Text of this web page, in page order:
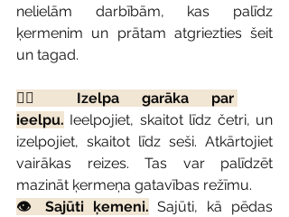
nelielām darbībām, kas palīdz
ķermenim un prātam atgriezties šeit
un tagad.
😮‍💨 Izelpa garāka par
ieelpu. Ieelpojiet, skaitot līdz četri, un
izelpojiet, skaitot līdz seši. Atkārtojiet
vairākas reizes. Tas var palīdzēt
mazināt ķermeņa gatavības režīmu.
👁️ Sajūti ķemeni. Sajūti, kā pēdas